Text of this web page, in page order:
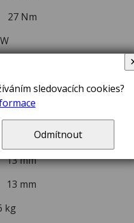
Nm
ot./min
ú/min
mm
mm
mm
sledovacích cookies?
Odmítnout